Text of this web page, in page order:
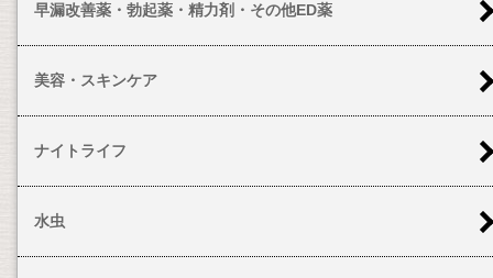
早漏改善薬・勃起薬・精力剤・その他ED薬
美容・スキンケア
ナイトライフ
水虫